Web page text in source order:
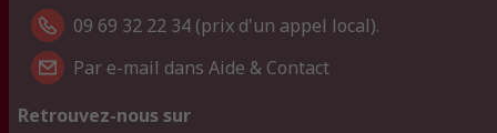
09 69 32 22 34 (prix d'un appel local).
Par e-mail dans Aide & Contact
Retrouvez-nous sur